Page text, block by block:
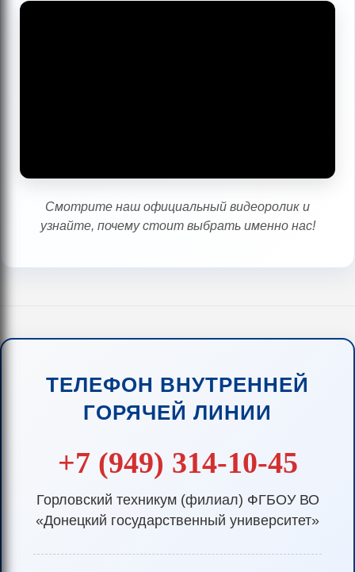
Смотрите наш официальный видеоролик и
узнайте, почему стоит выбрать именно нас!
ТЕЛЕФОН ВНУТРЕННЕЙ
ГОРЯЧЕЙ ЛИНИИ
+7 (949) 314-10-45
Горловский техникум (филиал) ФГБОУ ВО
«Донецкий государственный университет»